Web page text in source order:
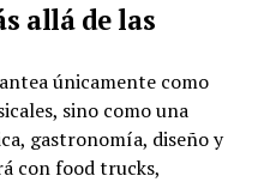
allá de las
únicamente como
sino como una
gastronomía, diseño y
con food trucks,